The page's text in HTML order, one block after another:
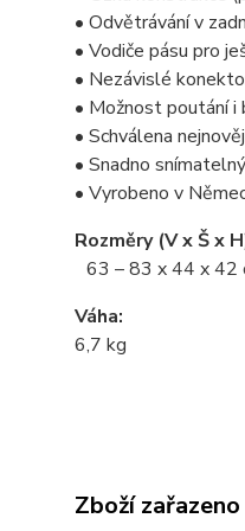
• Odvětrávání v
• Vodiče pásu pro
• Nezávislé
• Možnost poutání i
• Schválena
• Snadno
• Vyrobeno v
Rozměry (V x Š x
63 – 83 x 44 x 42
Váha:
6,7 kg
Zboží